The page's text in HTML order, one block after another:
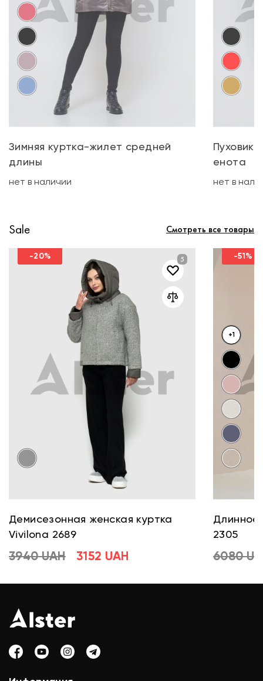
Зимняя куртка-жилет средней
длины
нет в наличии
Пуховик
енота
нет в
Sale Смотреть все товары
-20%
Демисезонная женская куртка
Vivilona 2689
3940 UAH 3152 UAH
-51%
+1
Длинное
2305
6080